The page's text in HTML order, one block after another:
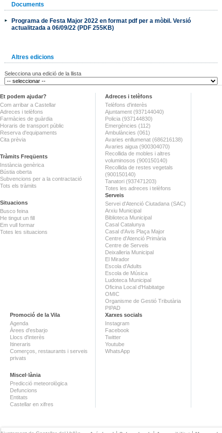
Documents
Programa de Festa Major 2022 en format pdf per a mòbil. Versió
actualitzada a 06/09/22 (PDF 255KB)
Altres edicions
Selecciona una edició de la llista
Et podem ajudar?
Com arribar a Castellar
Adreces i telèfons
Farmàcies de guàrdia
Horaris de transport públic
Reserva d'equipaments
Cita prèvia
Tràmits Freqüents
Instància genèrica
Bústia oberta
Subvencions per a la contractació
Tots els tràmits
Situacions
Busco feina
He tingut un fill
Em vull formar
Totes les situacions
Adreces i telèfons
Telèfons d'interès
Ajuntament (937144040)
Policia (937144830)
Emergències (112)
Ambulàncies (061)
Avaries enllumenat (686216138)
Avaries aigua (900304070)
Recollida de mobles i altres
voluminosos (900150140)
Recollida de restes vegetals
(900150140)
Tanatori (937471203)
Totes les adreces i telèfons
Serveis
Servei d'Atenció Ciutadana (SAC)
Arxiu Municipal
Biblioteca Municipal
Casal Catalunya
Casal d'Avis Plaça Major
Centre d'Atenció Primària
Centre de Serveis
Deixalleria Municipal
El Mirador
Escola d'Adults
Escola de Música
Ludoteca Municipal
Oficina Local d'Habitatge
OMIC
Organisme de Gestió Tributària
PIPAD
Promoció de la Vila
Agenda
Àrees d'esbarjo
Llocs d'interès
Itineraris
Comerços, restaurants i serveis
privats
Miscel·lània
Predicció meteorològica
Defuncions
Entitats
Castellar en xifres
Xarxes socials
Instagram
Facebook
Twitter
Youtube
WhatsApp